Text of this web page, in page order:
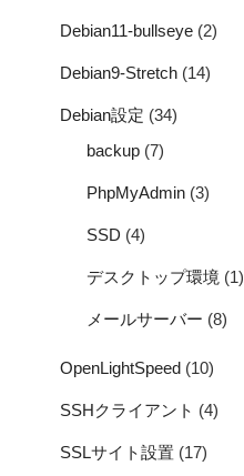
Debian11-bullseye (2)
Debian9-Stretch (14)
Debian設定 (34)
backup (7)
PhpMyAdmin (3)
SSD (4)
デスクトップ環境 (1)
メールサーバー (8)
OpenLightSpeed (10)
SSHクライアント (4)
SSLサイト設置 (17)